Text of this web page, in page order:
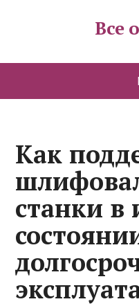
Все
Как
станки в